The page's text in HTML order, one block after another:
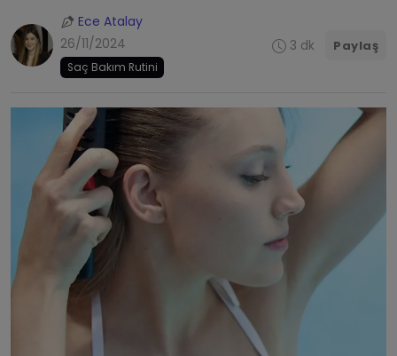
Ece Atalay
26/11/2024
Saç Bakım Rutini
3 dk Paylaş